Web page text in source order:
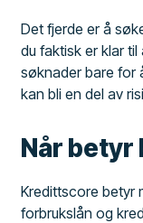
Det fjerde er å
du faktisk er klar
søknader bare for
kan bli en del av
Når
Kredittscore betyr
forbrukslån og